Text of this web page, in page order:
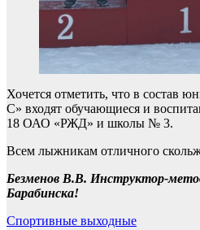
Хочется отметить, что в
С» входят обучающиеся и
18 ОАО «РЖД» и школы № 3.
Всем лыжникам отличного
Безменов В.В. Инструктор-
Барабинска!
Навигация
Спортивные выходные